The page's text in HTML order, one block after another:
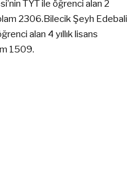
TYT ile öğrenci alan 2
2306.Bilecik Şeyh Edebali
alan 4 yıllık lisans
1509.